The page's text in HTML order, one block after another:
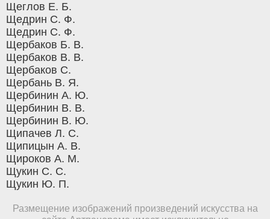
Щеглов Е. Б.
Щедрин С. Ф.
Щедрин С. Ф.
Щербаков Б. В.
Щербаков В. В.
Щербаков С.
Щербань В. Я.
Щербинин А. Ю.
Щербинин В. В.
Щербинин В. Ю.
Щипачев Л. С.
Щипицын А. В.
Щироков А. М.
Щукин С. С.
Щукин Ю. П.
Размещение изображений произведений искусства на